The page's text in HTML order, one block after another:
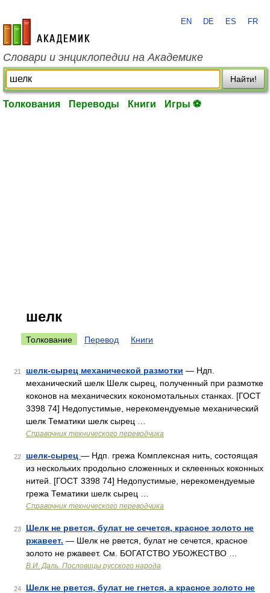
academic.ru
EN DE ES FR
Словари и энциклопедии на Академике
Найти!
Толкования Переводы Книги Игры ⚽
шелк
Толкование Перевод Книги
21 шелк-сырец механической размотки — Ндп.
механический шелк Шелк сырец, полученный при размотке
коконов на механических кокономотальных станках. [ГОСТ
3398 74] Недопустимые, нерекомендуемые механический
шелк Тематики шелк сырец …
Справочник технического переводчика
22 шелк-сырец — Ндп. грежа Комплексная нить, состоящая
из нескольких продольно сложенных и склеенных коконных
нитей. [ГОСТ 3398 74] Недопустимые, нерекомендуемые
грежа Тематики шелк сырец …
Справочник технического переводчика
23
Шелк не рвется, булат не сечется, красное золото не
ржавеет. — Шелк не рвется, булат не сечется, красное
золото не ржавеет. См. БОГАТСТВО УБОЖЕСТВО …
В.И. Даль. Пословицы русского народа
24
Шелк не рвется, булат не гнется, а красное золото не